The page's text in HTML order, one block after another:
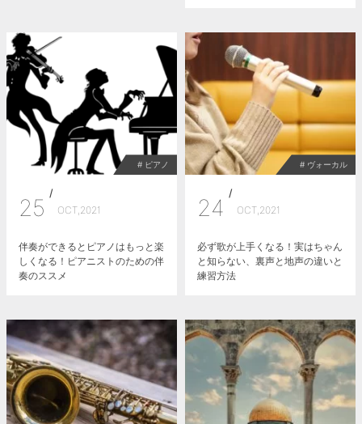
# ピアノ
25
/
OCT,2021
伴奏ができるとピアノはもっと楽
しくなる！ピアニストのための伴
奏のススメ
# ヴォーカル
24
/
OCT,2021
必ず歌が上手くなる！実はちゃん
と知らない、裏声と地声の違いと
練習方法